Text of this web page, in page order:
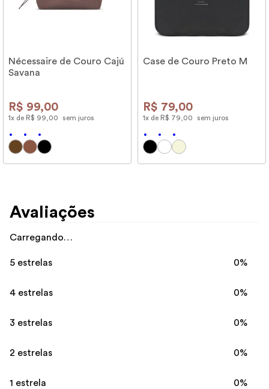
Nécessaire de Couro Cajú
Savana
R$ 99,00
1x de R$ 99 00 sem juros
Case de Couro Preto M
R$ 79,00
1x de R$ 79 00 sem juros
Avaliações
Carregando…
5 estrelas 0%
4 estrelas 0%
3 estrelas 0%
2 estrelas 0%
1 estrela 0%